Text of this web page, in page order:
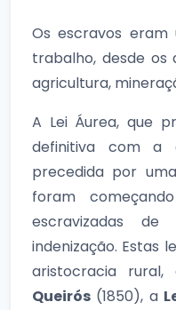
Os escravos
trabalho, desde os
agricultura,
A Lei Áurea, que
definitiva com a
precedida por
foram
escravizadas
indenização. Estas
aristocracia
Queirós (1850), a